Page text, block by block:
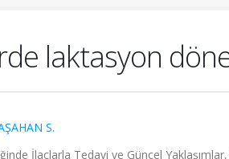
laktasyon
S.
İlaçlarla Tedavi ve Güncel